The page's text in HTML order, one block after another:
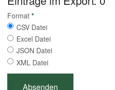
Format *
CSV Datei
Excel Datei
JSON Datei
XML Datei